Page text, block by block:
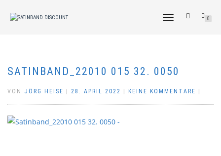
NAVIGATION
0
SATINBAND_22010 015 32. 0050
VON JÖRG HEISE 28. APRIL 2022 KEINE KOMMENTARE